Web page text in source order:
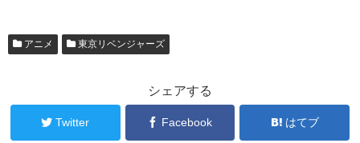
アニメ 東京リベンジャーズ
シェアする
Twitter Facebook はてブ